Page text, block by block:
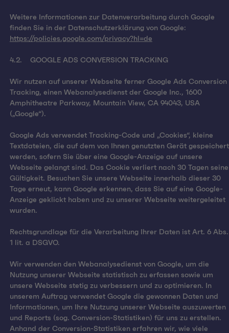
Weitere Informationen zur Datenverarbeitung durch Google
finden Sie in der Datenschutzerklärung von Google:
https://policies.google.com/privacy?hl=de
4.2. GOOGLE ADS CONVERSION TRACKING
Wir nutzen auf unserer Webseite ferner Google Ads Conversion
Tracking, einen Webanalysedienst der Google Inc., 1600
Amphitheatre Parkway, Mountain View, CA 94043, USA
(„Google“).
Google Ads verwendet Tracking-Code und „Cookies“, kleine
Textdateien, die auf dem von Ihnen genutzten Gerät gespeichert
werden, sofern Sie über eine Google-Anzeige auf unsere
Webseite gelangt sind. Das Cookie verliert nach 30 Tagen seine
Gültigkeit. Besuchen Sie unsere Webseite innerhalb dieser 30
Tage erneut, kann Google erkennen, dass Sie auf eine Google-
Anzeige geklickt haben und zu unserer Webseite weitergeleitet
wurden.
Rechtsgrundlage für die Verarbeitung Ihrer Daten ist Art. 6 Abs.
1 lit. a DSGVO.
Wir verwenden den Webanalysedienst von Google, um die
Nutzung unserer Webseite statistisch zu erfassen sowie um
unsere Webseite stetig zu verbessern und zu optimieren. In
unserem Auftrag verwendet Google die gewonnen Daten und
Informationen, um Ihre Nutzung unserer Webseite auszuwerten
und Reports (sog. Conversion-Statistiken) für uns zu erstellen.
Anhand der Conversion-Statistiken erfahren wir, wie viele